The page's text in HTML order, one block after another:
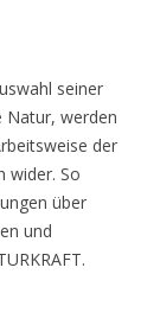
seiner
Natur, werden
der
wider. So
über
und